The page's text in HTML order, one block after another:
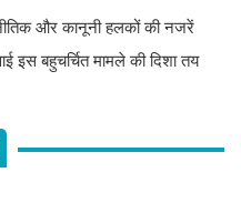
और कानूनी हलकों की नजरें
इस बहुचर्चित मामले की दिशा तय